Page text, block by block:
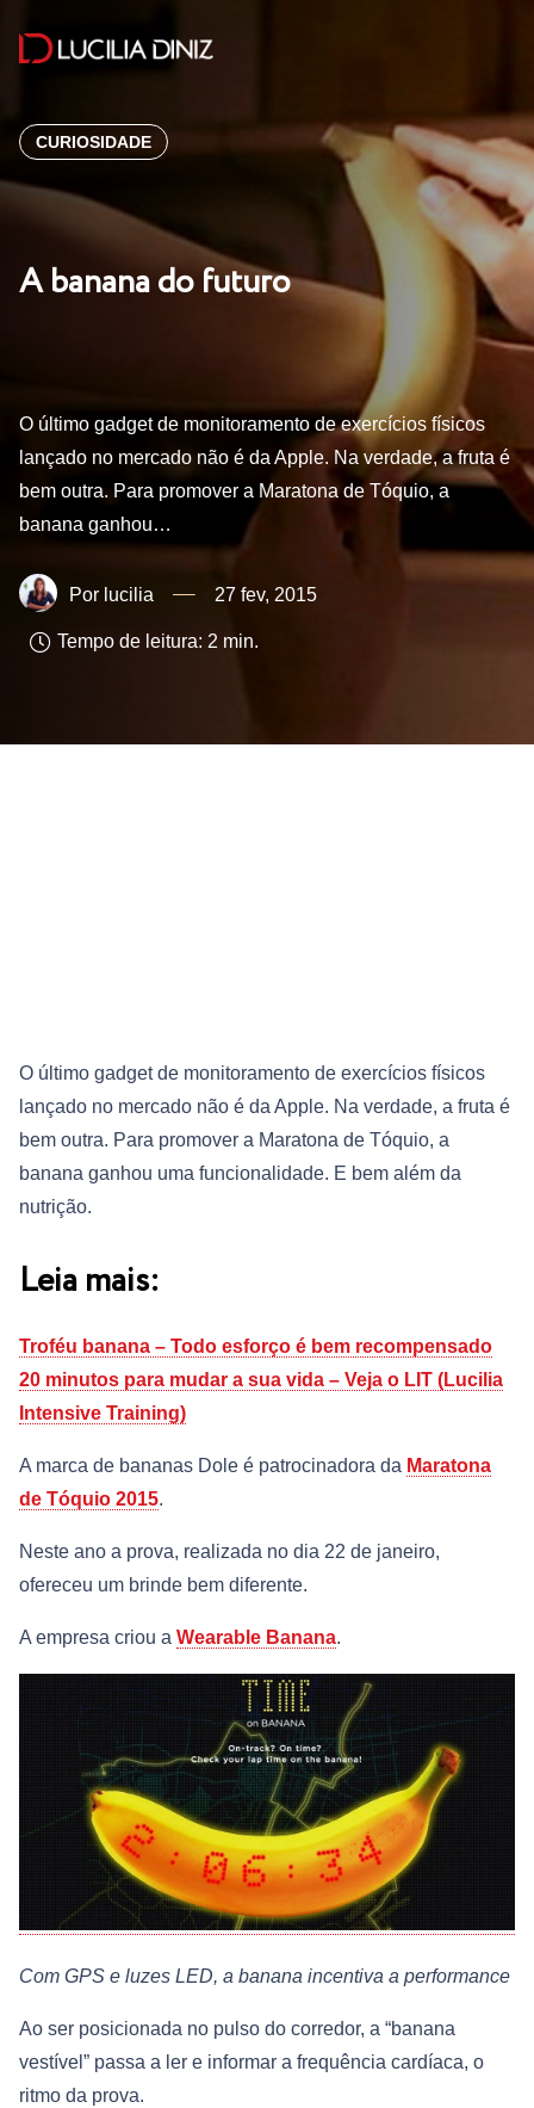
CURIOSIDADE
A banana do futuro
O último gadget de monitoramento de exercícios físicos
lançado no mercado não é da Apple. Na verdade, a fruta é
bem outra. Para promover a Maratona de Tóquio, a
banana ganhou…
lucilia 27 fev, 2015
Tempo de leitura: 2 min.
O último gadget de monitoramento de exercícios físicos
lançado no mercado não é da Apple. Na verdade, a fruta é
bem outra. Para promover a Maratona de Tóquio, a
banana ganhou uma funcionalidade. E bem além da
nutrição.
Leia mais:
Troféu banana – Todo esforço é bem recompensado
20 minutos para mudar a sua vida – Veja o LIT (Lucilia
Intensive Training)
A marca de bananas Dole é patrocinadora da Maratona
de Tóquio 2015.
Neste ano a prova, realizada no dia 22 de janeiro,
ofereceu um brinde bem diferente.
A empresa criou a Wearable Banana.
Com GPS e luzes LED, a banana incentiva a performance
Ao ser posicionada no pulso do corredor, a “banana
vestível” passa a ler e informar a frequência cardíaca, o
ritmo da prova.